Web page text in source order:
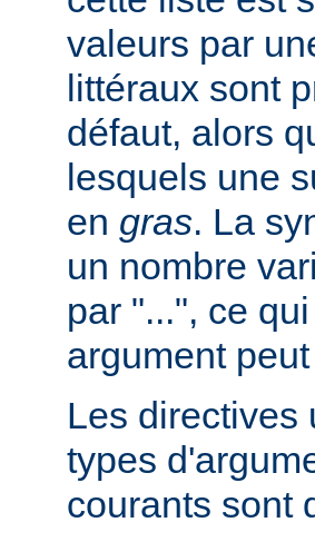
valeurs par
littéraux sont
défaut, alors
lesquels une
en gras. La
un nombre
par "...", ce
argument
Les directives
types
courants sont